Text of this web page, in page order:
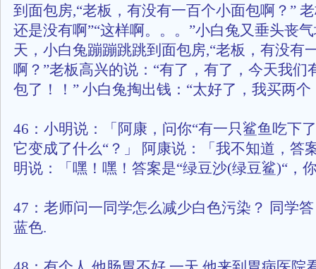
到面包房,“老板，有没有一百个小面包啊？”
还是没有啊”“这样啊。。。”小白兔又垂头丧
天，小白兔蹦蹦跳跳到面包房,“老板，有没有
啊？”老板高兴的说：“有了，有了，今天我们
包了！！” 小白兔掏出钱：“太好了，我买两个
46：小明说：「阿康，问你“有一只鲨鱼吃下
它变成了什么“？」 阿康说：「我不知道，答
明说：「嘿！嘿！答案是“绿豆沙(绿豆鲨)“，
47：老师问一同学怎么减少白色污染？ 同学
蓝色.